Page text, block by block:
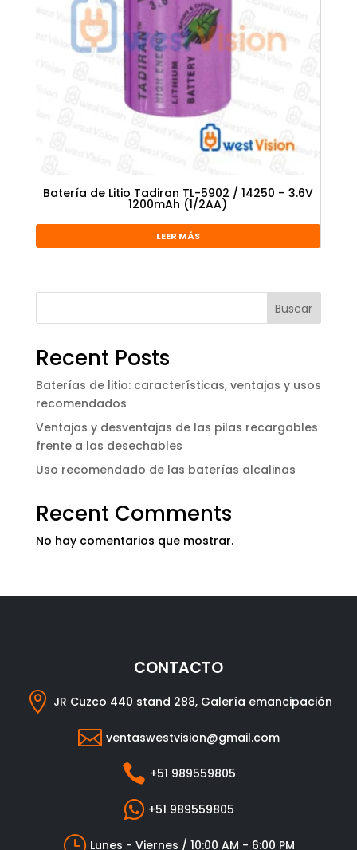
Batería de Litio Tadiran TL-5902 / 14250 – 3.6V
1200mAh (1/2AA)
LEER MÁS
Buscar
Recent Posts
Baterías de litio: características, ventajas y usos
recomendados
Ventajas y desventajas de las pilas recargables
frente a las desechables
Uso recomendado de las baterías alcalinas
Recent Comments
No hay comentarios que mostrar.
CONTACTO
 JR Cuzco 440 stand 288, Galería emancipación
 ventaswestvision@gmail.com
 +51 989559805
 +51 989559805
Lunes - Viernes / 10:00 AM - 6:00 PM